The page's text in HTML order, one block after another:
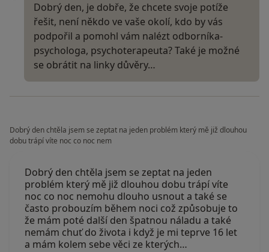
Dobrý den, je dobře, že chcete svoje potíže
řešit, není někdo ve vaše okolí, kdo by vás
podpořil a pomohl vám nalézt odborníka-
psychologa, psychoterapeuta? Také je možné
se obrátit na linky důvěry…
Dobrý den chtěla jsem se zeptat na jeden problém který mě již dlouhou
dobu trápí víte noc co noc nem
Dobrý den chtěla jsem se zeptat na jeden
problém který mě již dlouhou dobu trápí víte
noc co noc nemohu dlouho usnout a také se
často probouzím během noci což způsobuje to
že mám poté další den špatnou náladu a také
nemám chuť do života i když je mi teprve 16 let
a mám kolem sebe věci ze kterých…